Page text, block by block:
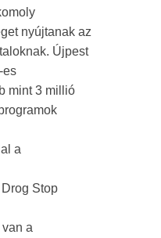
nyújtanak az
Újpest
es
mint 3 millió
a
Stop
a